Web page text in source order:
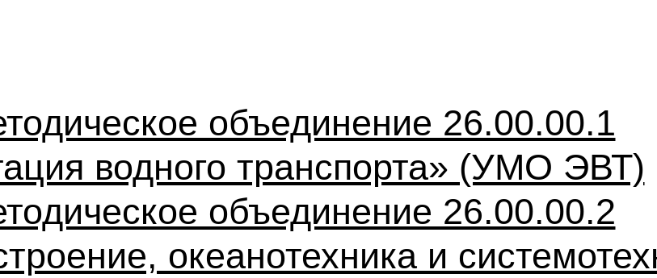
объединение 26.00.00.1
водного транспорта» (УМО ЭВТ)
объединение 26.00.00.2
океанотехника и